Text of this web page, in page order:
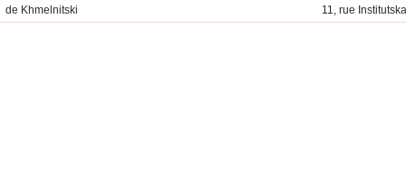
de Khmelnitski
11, rue